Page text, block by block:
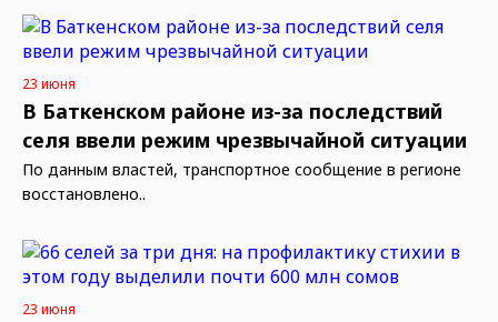
23 июня
В Баткенском районе из-за последствий
селя ввели режим чрезвычайной ситуации
По данным властей, транспортное сообщение в регионе
восстановлено..
23 июня